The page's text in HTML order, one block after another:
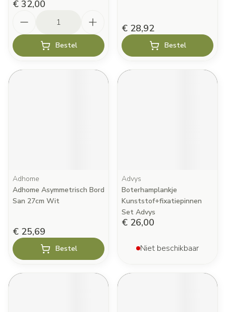
€ 32,00
Bestel
€ 28,92
Bestel
Adhome
Adhome Asymmetrisch Bord
San 27cm Wit
€ 25,69
Bestel
Advys
Boterhamplankje
Kunststof+fixatiepinnen
Set Advys
€ 26,00
Niet beschikbaar